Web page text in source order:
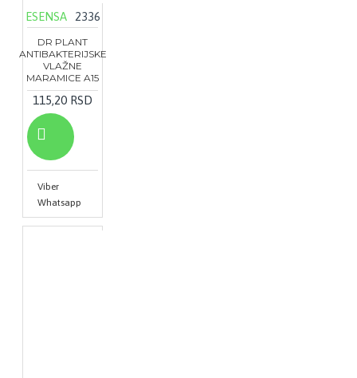
ESENSA 2336
DR PLANT
ANTIBAKTERIJSKE
VLAŽNE
MARAMICE A15
115,20 RSD
Viber
Whatsapp